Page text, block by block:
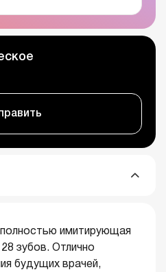
имитирующая
зубов. Отлично
будущих врачей,